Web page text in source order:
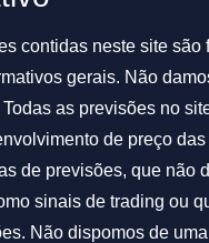
contidas neste site são
gerais. Não
as previsões no
de preço
de previsões, que não
sinais de trading ou
Não dispomos de